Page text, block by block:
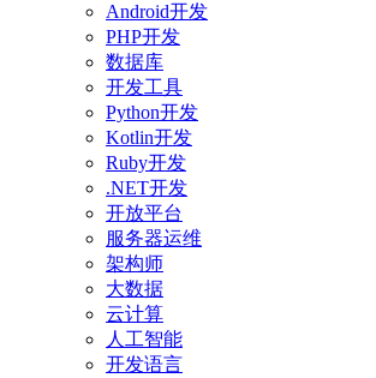
Android开发
PHP开发
数据库
开发工具
Python开发
Kotlin开发
Ruby开发
.NET开发
开放平台
服务器运维
架构师
大数据
云计算
人工智能
开发语言